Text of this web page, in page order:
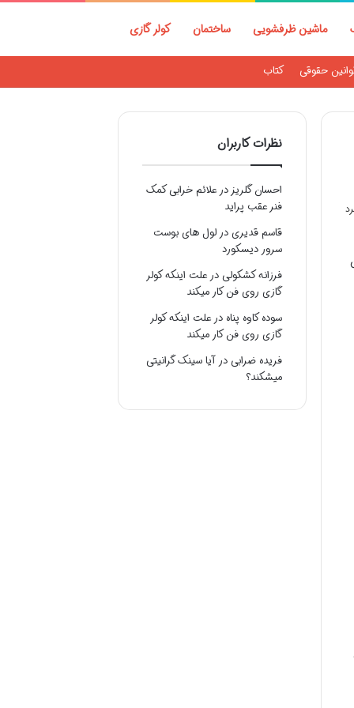
ماشین ظرفشویی ساختمان کولر گازی
حقوقی کتاب
نظرات کاربران
احسان گلریزدر علائم خرابی کمک
فنر عقب پراید
قاسم قدیریدر لول های بوست
سرور دیسکورد
فرزانه کشکولیدر علت اینکه کولر
گازی روی فن کار میکند
سوده کاوه پناه در علت اینکه کولر
گازی روی فن کار میکند
فریده ضرابیدر آیا سینک گرانیتی
میشکند؟